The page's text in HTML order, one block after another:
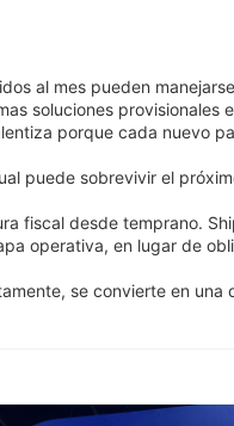
al mes pueden
soluciones provisionales
porque cada nuevo
puede sobrevivir el
fiscal desde temprano.
operativa, en lugar de
se convierte en una